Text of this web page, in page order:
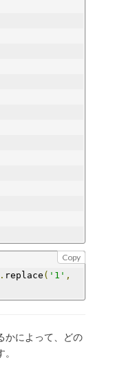
Copy
replace ( '1' ,
かによって、どの